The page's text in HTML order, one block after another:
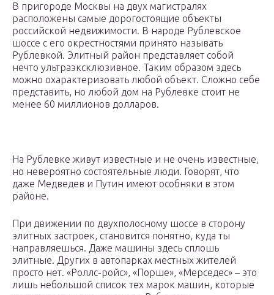
В пригороде Москвы на двух магистралях
расположены самые дорогостоящие объекты
российской недвижимости. В народе Рублевское
шоссе с его окрестностями принято называть
Рублевкой. Элитный район представляет собой
нечто ультраэксклюзивное. Таким образом здесь
можно охарактеризовать любой объект. Сложно себе
представить, но любой дом на Рублевке стоит не
менее 60 миллионов долларов.
На Рублевке живут известные и не очень известные,
но невероятно состоятельные люди. Говорят, что
даже Медведев и Путин имеют особняки в этом
районе.
При движении по двухполосному шоссе в сторону
элитных застроек, становится понятно, куда ты
направляешься. Даже машины здесь сплошь
элитные. Других в автопарках местных жителей
просто нет. «Роллс-ройс», «Порше», «Мерседес» – это
лишь небольшой список тех марок машин, которые